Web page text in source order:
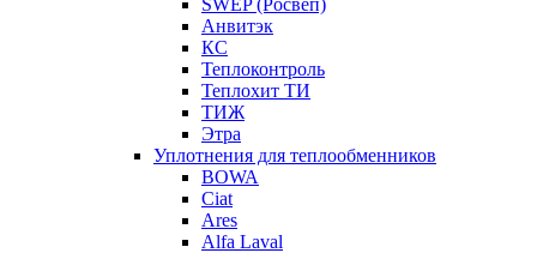
SWEP (Росвеп)
Анвитэк
КС
Теплоконтроль
Теплохит ТИ
ТИЖ
Этра
Уплотнения для теплообменников
BOWA
Ciat
Ares
Alfa Laval